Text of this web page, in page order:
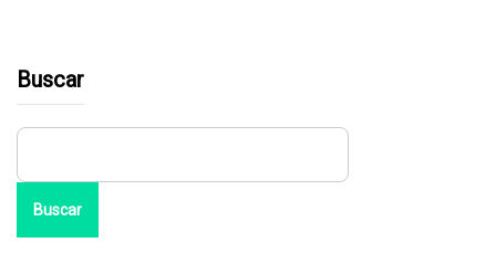
Buscar
Buscar